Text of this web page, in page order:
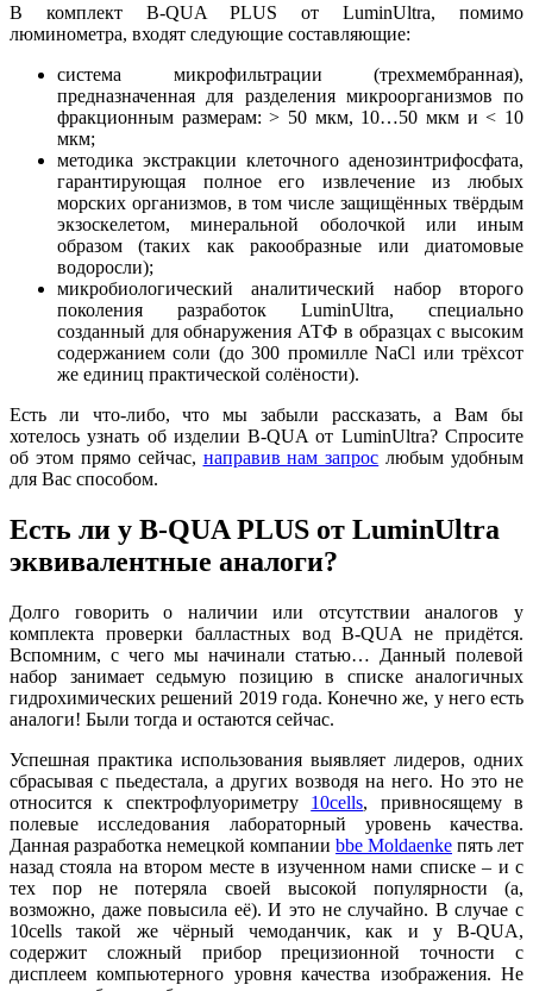
В комплект B-QUA PLUS от LuminUltra, помимо
люминометра, входят следующие составляющие:
система микрофильтрации (трехмембранная),
предназначенная для разделения микроорганизмов по
фракционным размерам: > 50 мкм, 10…50 мкм и < 10
мкм;
методика экстракции клеточного аденозинтрифосфата,
гарантирующая полное его извлечение из любых
морских организмов, в том числе защищённых твёрдым
экзоскелетом, минеральной оболочкой или иным
образом (таких как ракообразные или диатомовые
водоросли);
микробиологический аналитический набор второго
поколения разработок LuminUltra, специально
созданный для обнаружения АТФ в образцах с высоким
содержанием соли (до 300 промилле NaCl или трёхсот
же единиц практической солёности).
Есть ли что-либо, что мы забыли рассказать, а Вам бы
хотелось узнать об изделии B-QUA от LuminUltra? Спросите
об этом прямо сейчас, направив нам запрос любым удобным
для Вас способом.
Есть ли у B-QUA PLUS от LuminUltra
эквивалентные аналоги?
Долго говорить о наличии или отсутствии аналогов у
комплекта проверки балластных вод B-QUA не придётся.
Вспомним, с чего мы начинали статью… Данный полевой
набор занимает седьмую позицию в списке аналогичных
гидрохимических решений 2019 года. Конечно же, у него есть
аналоги! Были тогда и остаются сейчас.
Успешная практика использования выявляет лидеров, одних
сбрасывая с пьедестала, а других возводя на него. Но это не
относится к спектрофлуориметру 10cells, привносящему в
полевые исследования лабораторный уровень качества.
Данная разработка немецкой компании bbe Moldaenke пять лет
назад стояла на втором месте в изученном нами списке – и с
тех пор не потеряла своей высокой популярности (а,
возможно, даже повысила её). И это не случайно. В случае с
10cells такой же чёрный чемоданчик, как и у B-QUA,
содержит сложный прибор прецизионной точности с
дисплеем компьютерного уровня качества изображения. Не